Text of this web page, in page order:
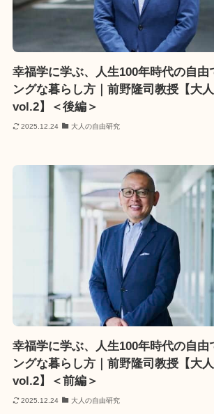
幸福学に学ぶ、人生100年時代の自由
ングな暮らし方｜前野隆司教授【大
vol.2】＜後編＞
2025.12.24 大人の自由研究
幸福学に学ぶ、人生100年時代の自由
ングな暮らし方｜前野隆司教授【大
vol.2】＜前編＞
2025.12.24 大人の自由研究